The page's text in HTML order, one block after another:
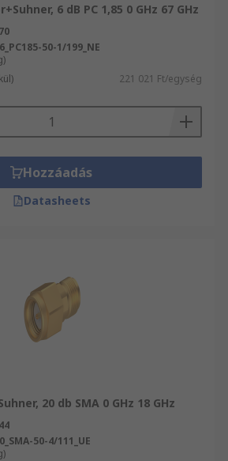
6 dB PC 1,85 0 GHz 67 GHz
50-1/199_NE
221 021 Ft/egység
Hozzáadás
Datasheets
20 db SMA 0 GHz 18 GHz
50-4/111_UE